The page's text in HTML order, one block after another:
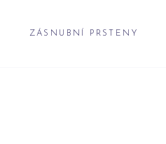
ZÁSNUBNÍ PRSTENY